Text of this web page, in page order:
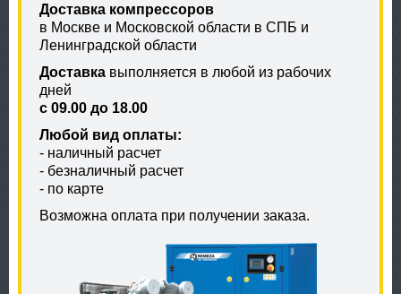
Доставка компрессоров
в Москве и Московской области в СПБ и
Ленинградской области
Доставка выполняется в любой из рабочих
дней
с 09.00 до 18.00
Любой вид оплаты:
- наличный расчет
- безналичный расчет
- по карте
Возможна оплата при получении заказа.